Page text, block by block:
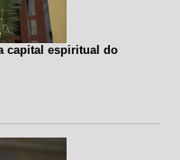
capital espiritual do